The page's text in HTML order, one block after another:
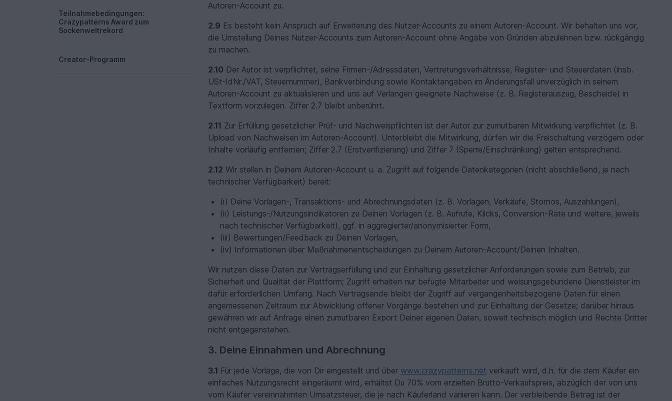
Teilnahmebedingungen:
Crazypatterns Award zum
Sockenweltrekord
Creator-Programm
Autoren-Account zu.
2.9 Es besteht kein Anspruch auf Erweiterung des Nutzer-Accounts zu einem Autoren-Account. Wir behalten uns vor,
die Umstellung Deines Nutzer-Accounts zum Autoren-Account ohne Angabe von Gründen abzulehnen bzw. rückgängig
zu machen.
2.10 Der Autor ist verpflichtet, seine Firmen-/Adressdaten, Vertretungsverhältnisse, Register- und Steuerdaten (insb.
USt-IdNr./VAT, Steuernummer), Bankverbindung sowie Kontaktangaben im Änderungsfall unverzüglich in seinem
Autoren-Account zu aktualisieren und uns auf Verlangen geeignete Nachweise (z. B. Registerauszug, Bescheide) in
Textform vorzulegen. Ziffer 2.7 bleibt unberührt.
2.11 Zur Erfüllung gesetzlicher Prüf- und Nachweispflichten ist der Autor zur zumutbaren Mitwirkung verpflichtet (z. B.
Upload von Nachweisen im Autoren-Account). Unterbleibt die Mitwirkung, dürfen wir die Freischaltung verzögern oder
Inhalte vorläufig entfernen; Ziffer 2.7 (Erstverifizierung) und Ziffer 7 (Sperre/Einschränkung) gelten entsprechend.
2.12 Wir stellen in Deinem Autoren-Account u. a. Zugriff auf folgende Datenkategorien (nicht abschließend, je nach
technischer Verfügbarkeit) bereit:
(i) Deine Vorlagen-, Transaktions- und Abrechnungsdaten (z. B. Vorlagen, Verkäufe, Stornos, Auszahlungen),
(ii) Leistungs-/Nutzungsindikatoren zu Deinen Vorlagen (z. B. Aufrufe, Klicks, Conversion-Rate und weitere, jeweils
nach technischer Verfügbarkeit), ggf. in aggregierter/anonymisierter Form,
(iii) Bewertungen/Feedback zu Deinen Vorlagen,
(iv) Informationen über Maßnahmenentscheidungen zu Deinem Autoren-Account/Deinen Inhalten.
Wir nutzen diese Daten zur Vertragserfüllung und zur Einhaltung gesetzlicher Anforderungen sowie zum Betrieb, zur
Sicherheit und Qualität der Plattform; Zugriff erhalten nur befugte Mitarbeiter und weisungsgebundene Dienstleister im
dafür erforderlichen Umfang. Nach Vertragsende bleibt der Zugriff auf vergangenheitsbezogene Daten für einen
angemessenen Zeitraum zur Abwicklung offener Vorgänge bestehen und zur Einhaltung der Gesetze; darüber hinaus
gewähren wir auf Anfrage einen zumutbaren Export Deiner eigenen Daten, soweit technisch möglich und Rechte Dritter
nicht entgegenstehen.
3. Deine Einnahmen und Abrechnung
3.1 Für jede Vorlage, die von Dir eingestellt und über www.crazypatterns.net verkauft wird, d.h. für die dem Käufer ein
einfaches Nutzungsrecht eingeräumt wird, erhältst Du 70% vom erzielten Brutto-Verkaufspreis, abzüglich der von uns
vom Käufer vereinnahmten Umsatzsteuer, die je nach Käuferland variieren kann. Der verbleibende Betrag ist der